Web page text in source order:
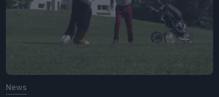
News